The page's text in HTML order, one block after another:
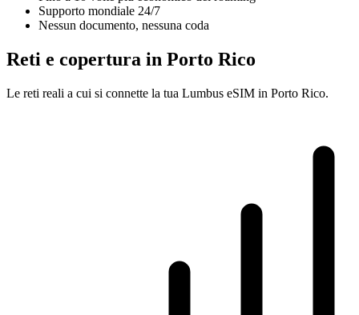
Supporto mondiale 24/7
Nessun documento, nessuna coda
Reti e copertura in Porto Rico
Le reti reali a cui si connette la tua Lumbus eSIM in Porto Rico.